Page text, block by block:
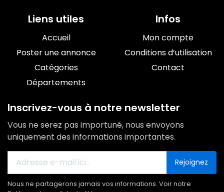
Liens utiles
Accueil
Poster une annonce
Catégories
Départements
Infos
Mon compte
Conditions d’utilisation
Contact
Inscrivez-vous à notre newsletter
Vous ne serez pas importuné, nous envoyons
uniquement des informations importantes.
Rejoignez
Nous ne partagerons jamais vos informations. Voir notre